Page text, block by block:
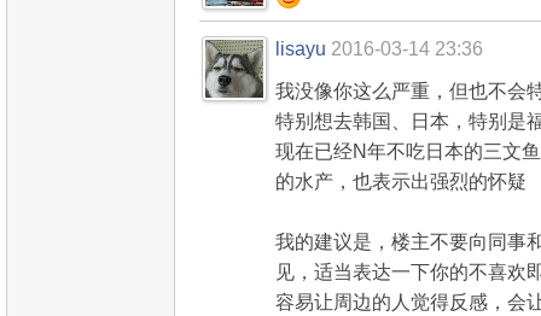
lisayu 2016-03-14 23:36
我没像你这么严重，但也不会
特别想去韩国、日本，特别是
现在已经N年不吃日本的三文
的水产，也表示出强烈的怀疑
我的建议是，楼主不要向同事
见，适当表达一下你的不喜欢
容易让周边的人觉得反感，会